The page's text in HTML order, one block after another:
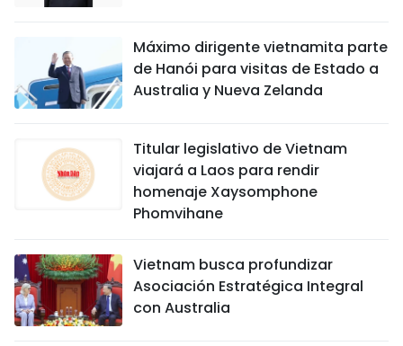
Máximo dirigente vietnamita parte
de Hanói para visitas de Estado a
Australia y Nueva Zelanda
Titular legislativo de Vietnam
viajará a Laos para rendir
homenaje Xaysomphone
Phomvihane
Vietnam busca profundizar
Asociación Estratégica Integral
con Australia